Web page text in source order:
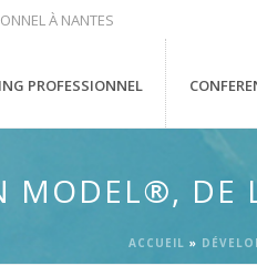
À NANTES
PROFESSIONNEL
MODEL®, DE
ACCUEIL »